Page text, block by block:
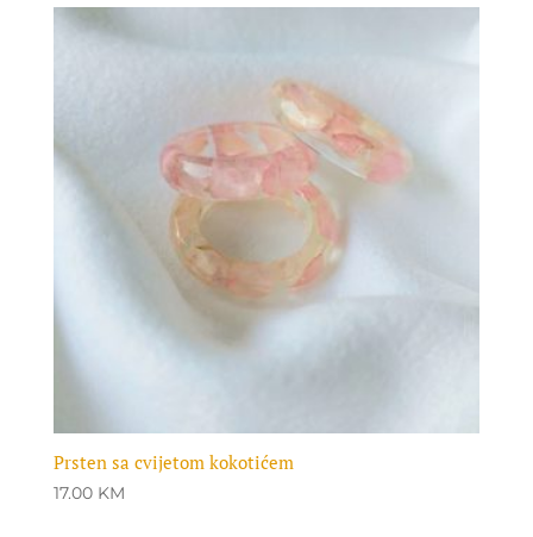
Prsten sa cvijetom kokotićem
17.00 KM